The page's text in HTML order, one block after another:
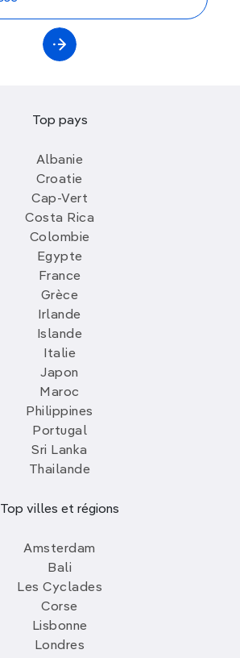
Top pays
Albanie
Croatie
Cap-Vert
Costa Rica
Colombie
Egypte
France
Grèce
Irlande
Islande
Italie
Japon
Maroc
Philippines
Portugal
Sri Lanka
Thailande
Top villes et régions
Amsterdam
Bali
Les Cyclades
Corse
Lisbonne
Londres